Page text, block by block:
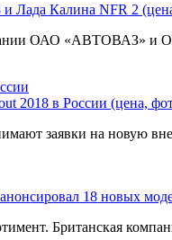
Лада Калина NFR 2
ОАО «АВТОВАЗ»
2018 в России (цена,
заявки на новую
18 новых
Британская